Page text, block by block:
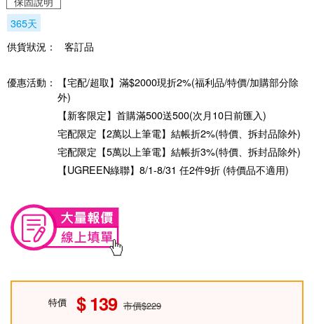
365天
供貨狀況：
客訂品
優惠活動：
【宅配/超取】滿$2000現折2%(福利品/特價/加購部分除
外)
【新客限定】首購滿500送500(次月10日前匯入)
宅配限定【2萬以上筆電】結帳折2%(特價、拆封品除外)
宅配限定【5萬以上筆電】結帳折3%(特價、拆封品除外)
【UGREEN綠聯】8/1-8/31 任2件9折 (特價品不適用)
特價 139 市價$229